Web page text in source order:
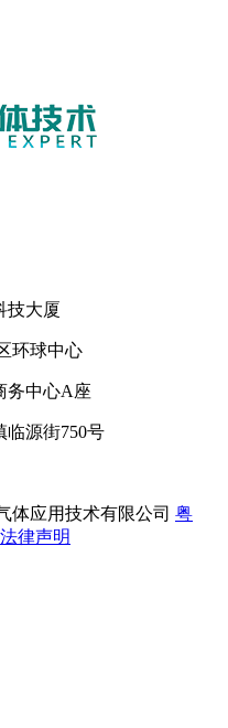
技大厦
环球中心
务中心A座
临源街750号
体应用技术有限公司 粤
法律声明